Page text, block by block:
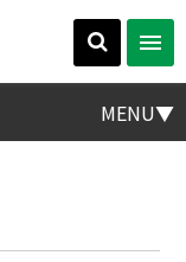
MENU▼